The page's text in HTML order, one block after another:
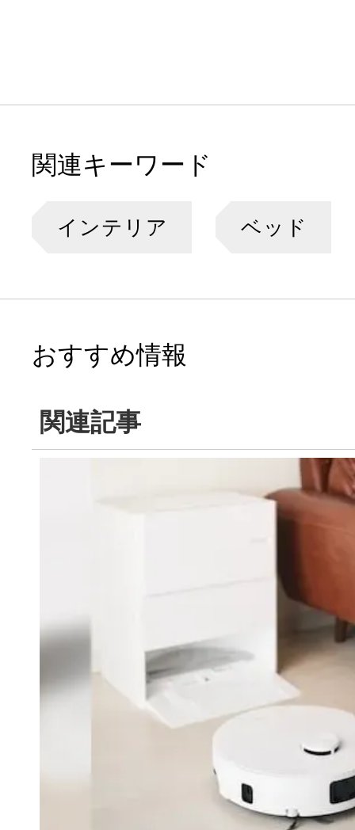
関連キーワード
インテリア ベッド
おすすめ情報
関連記事